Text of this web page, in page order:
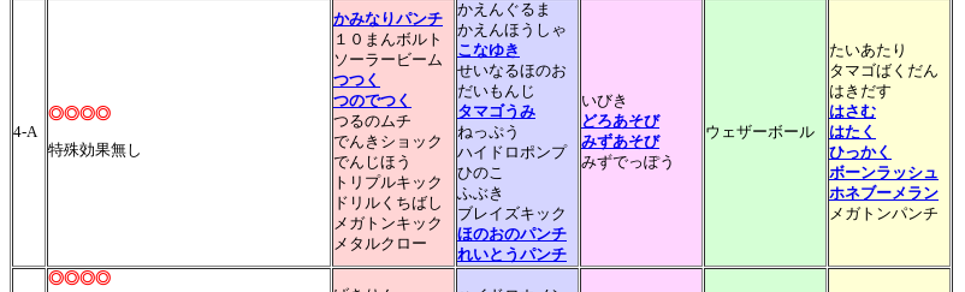
4-A
◎◎◎◎
特殊効果無し
かみなりパンチ
１０まんボルト
ソーラービーム
つつく
つのでつく
つるのムチ
でんきショック
でんじほう
トリプルキック
ドリルくちばし
メガトンキック
メタルクロー
かえんぐるま
かえんほうしゃ
こなゆき
せいなるほのお
だいもんじ
タマゴうみ
ねっぷう
ハイドロポンプ
ひのこ
ふぶき
ブレイズキック
ほのおのパンチ
れいとうパンチ
いびき
どろあそび
みずあそび
みずでっぽう
ウェザーボール
たいあたり
タマゴばくだん
はきだす
はさむ
はたく
ひっかく
ボーンラッシュ
ホネブーメラン
メガトンパンチ
◎◎◎◎